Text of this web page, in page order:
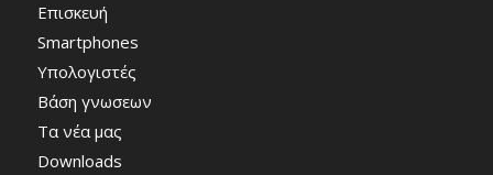
Επισκευή
Smartphones
Υπολογιστές
Bάση γνωσεων
Τα νέα μας
Downloads